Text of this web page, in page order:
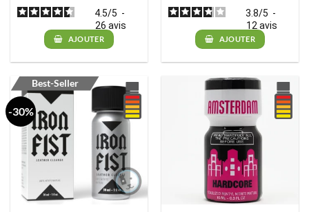
4.5/5 -
26 avis
AJOUTER
3.8/5 -
12 avis
AJOUTER
Best-Seller
-30%